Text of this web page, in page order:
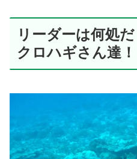
リーダーは何処
クロハギさん達